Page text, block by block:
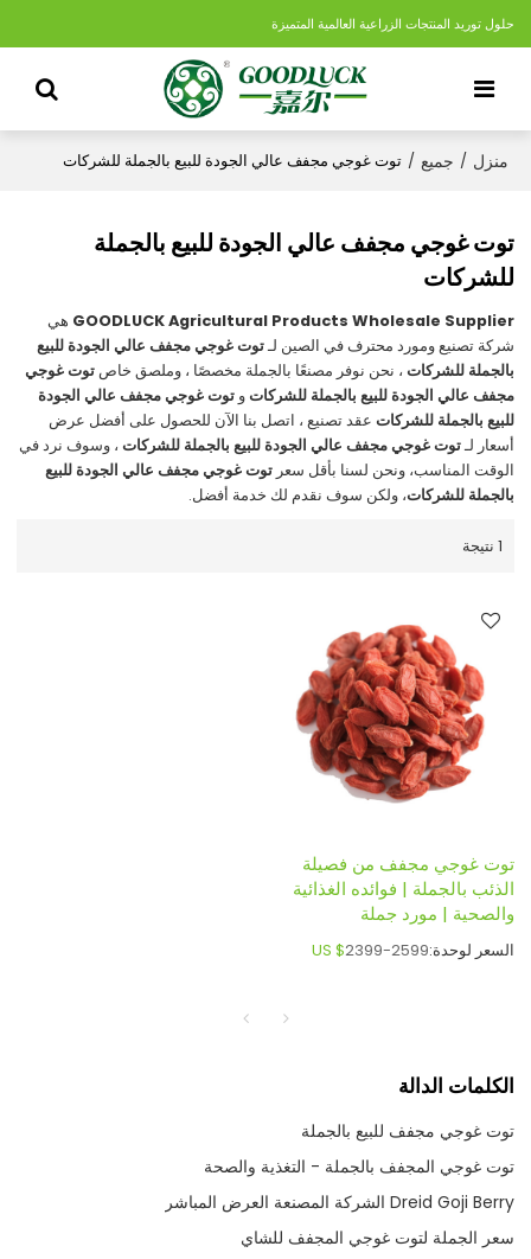
حلول توريد المنتجات الزراعية العالمية المتميزة
منزل / جميع / توت غوجي مجفف عالي الجودة للبيع بالجملة للشركات
توت غوجي مجفف عالي الجودة للبيع بالجملة
للشركات
GOODLUCK Agricultural Products Wholesale Supplier هي
شركة تصنيع ومورد محترف في الصين لـتوت غوجي مجفف عالي الجودة للبيع
بالجملة للشركات ، نحن نوفر مصنعًا بالجملة مخصصًا ، وملصق خاصتوت غوجي
مجفف عالي الجودة للبيع بالجملة للشركاتوتوت غوجي مجفف عالي الجودة
للبيع بالجملة للشركات عقد تصنيع ، اتصل بنا الآن للحصول على أفضل عرض
أسعار لـتوت غوجي مجفف عالي الجودة للبيع بالجملة للشركات ، وسوف نرد في
الوقت المناسب، ونحن لسنا بأقل سعرتوت غوجي مجفف عالي الجودة للبيع
بالجملة للشركات، ولكن سوف نقدم لك خدمة أفضل.
1 نتيجة
توت غوجي مجفف من فصيلة
الذئب بالجملة | فوائده الغذائية
والصحية | مورد جملة
السعر لوحدة: US $2399-2599
الكلمات الدالة
توت غوجي مجفف للبيع بالجملة
توت غوجي المجفف بالجملة - التغذية والصحة
Dreid Goji Berry الشركة المصنعة العرض المباشر
سعر الجملة لتوت غوجي المجفف للشاي